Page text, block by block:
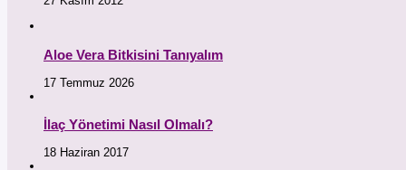
Aloe Vera Bitkisini Tanıyalım
17 Temmuz 2026
İlaç Yönetimi Nasıl Olmalı?
18 Haziran 2017